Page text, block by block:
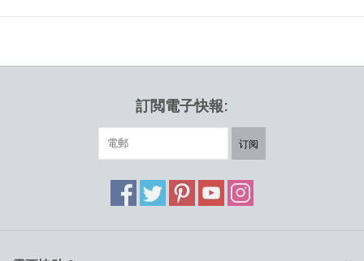
訂閲電子快報:
订阅